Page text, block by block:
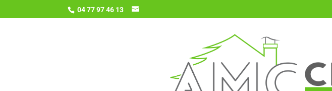
04 77 97 46 13